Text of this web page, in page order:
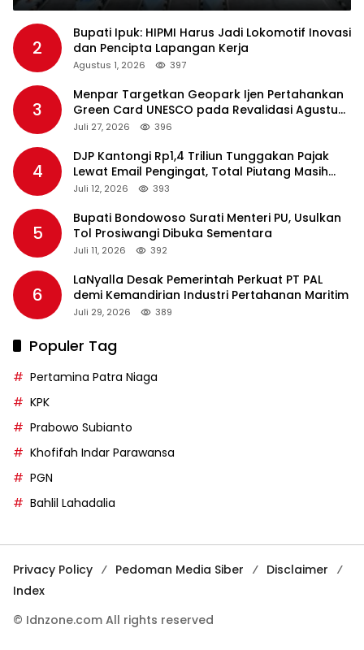
2
Bupati Ipuk: HIPMI Harus Jadi Lokomotif Inovasi
dan Pencipta Lapangan Kerja
Agustus 1, 2026 397
3
Menpar Targetkan Geopark Ijen Pertahankan
Green Card UNESCO pada Revalidasi Agustus
2026
Juli 27, 2026 396
4
DJP Kantongi Rp1,4 Triliun Tunggakan Pajak
Lewat Email Pengingat, Total Piutang Masih
Rp36 Triliun
Juli 12, 2026 393
5
Bupati Bondowoso Surati Menteri PU, Usulkan
Tol Prosiwangi Dibuka Sementara
Juli 11, 2026 392
6
LaNyalla Desak Pemerintah Perkuat PT PAL
demi Kemandirian Industri Pertahanan Maritim
Juli 29, 2026 389
Populer Tag
Pertamina Patra Niaga
KPK
Prabowo Subianto
Khofifah Indar Parawansa
PGN
Bahlil Lahadalia
Privacy Policy Pedoman Media Siber
Disclaimer
Index
© Idnzone.com All rights reserved